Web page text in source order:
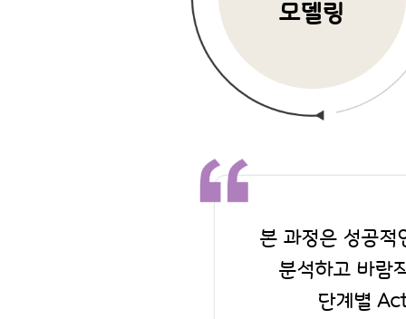
모델링
본 과정은 성공적
분석하고 바람
단계별